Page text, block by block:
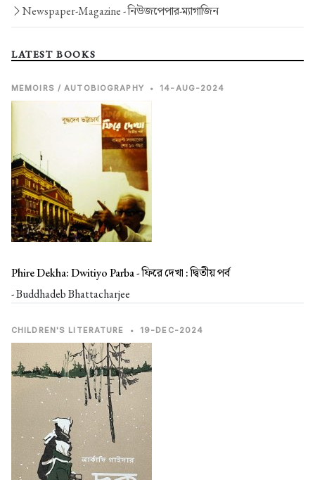
Newspaper-Magazine -নিউজপেপার-ম্যাগাজিন
LATEST BOOKS
MEMOIRS / AUTOBIOGRAPHY • 14-AUG-2024
Phire Dekha: Dwitiyo Parba -ফিরে দেখা : দ্বিতীয় পর্ব
- Buddhadeb Bhattacharjee
CHILDREN'S LITERATURE • 19-DEC-2024